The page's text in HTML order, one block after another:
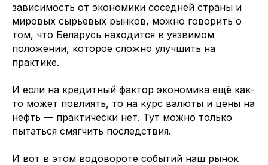
зависимость от экономики соседней страны и
мировых сырьевых рынков, можно говорить о
том, что Беларусь находится в уязвимом
положении, которое сложно улучшить на
практике.
И если на кредитный фактор экономика ещё как-
то может повлиять, то на курс валюты и цены на
нефть — практически нет. Тут можно только
пытаться смягчить последствия.
И вот в этом водовороте событий наш рынок